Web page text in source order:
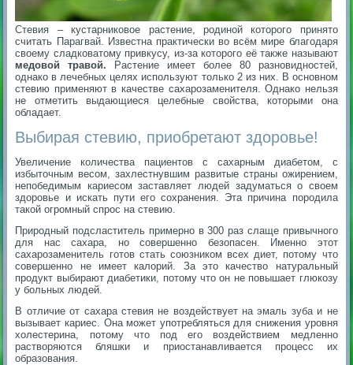
Стевия – кустарниковое растение, родиной которого принято
считать Парагвай. Известна практически во всём мире благодаря
своему сладковатому привкусу, из-за которого её также называют
медовой травой. Растение имеет более 80 разновидностей,
однако в лечебных целях используют только 2 из них. В основном
стевию применяют в качестве сахарозаменителя. Однако нельзя
не отметить выдающиеся целебные свойства, которыми она
обладает.
Выбирая стевию, приобретают здоровье!
Увеличение количества пациентов с сахарным диабетом, с
избыточным весом, захлестнувшим развитые страны ожирением,
непобедимым кариесом заставляет людей задуматься о своем
здоровье и искать пути его сохранения. Эта причина породила
такой огромный спрос на стевию.
Природный подсластитель примерно в 300 раз слаще привычного
для нас сахара, но совершенно безопасен. Именно этот
сахарозаменитель готов стать союзником всех диет, потому что
совершенно не имеет калорий. За это качество натуральный
продукт выбирают диабетики, потому что он не повышает глюкозу
у больных людей.
В отличие от сахара стевия не воздействует на эмаль зуба и не
вызывает кариес. Она может употребляться для снижения уровня
холестерина, потому что под его воздействием медленно
растворяются бляшки и приостанавливается процесс их
образования.